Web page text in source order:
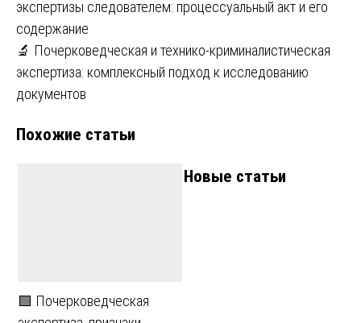
по
записям
экспертизы следователем: процессуальный акт и его
содержание
🔬 Почерковедческая и технико-криминалистическая
экспертиза: комплексный подход к исследованию
документов
Похожие статьи
🟩 Почерковедческая
Новые статьи